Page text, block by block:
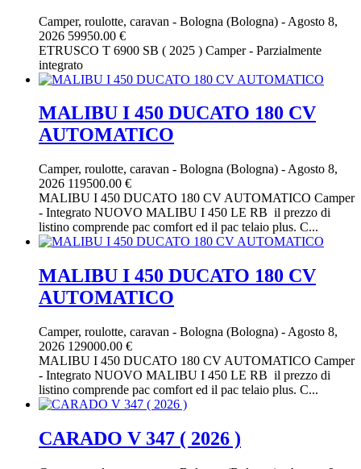
Camper, roulotte, caravan - Bologna (Bologna) - Agosto 8,
2026 59950.00 €
ETRUSCO T 6900 SB ( 2025 ) Camper - Parzialmente
integrato
MALIBU I 450 DUCATO 180 CV
AUTOMATICO
Camper, roulotte, caravan - Bologna (Bologna) - Agosto 8,
2026 119500.00 €
MALIBU I 450 DUCATO 180 CV AUTOMATICO Camper
- Integrato NUOVO MALIBU I 450 LE RB il prezzo di
listino comprende pac comfort ed il pac telaio plus. C...
MALIBU I 450 DUCATO 180 CV
AUTOMATICO
Camper, roulotte, caravan - Bologna (Bologna) - Agosto 8,
2026 129000.00 €
MALIBU I 450 DUCATO 180 CV AUTOMATICO Camper
- Integrato NUOVO MALIBU I 450 LE RB il prezzo di
listino comprende pac comfort ed il pac telaio plus. C...
CARADO V 347 ( 2026 )